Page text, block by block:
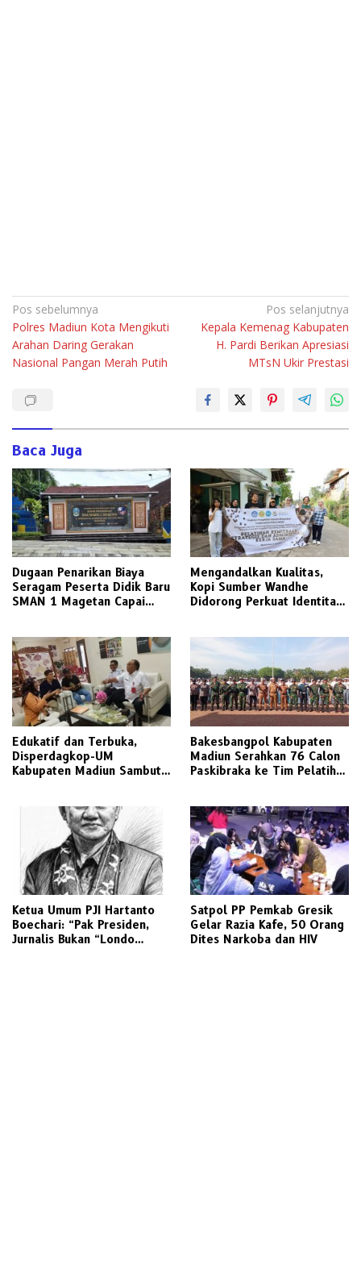
Navigasi
pos
Pos sebelumnya
Polres Madiun Kota Mengikuti
Arahan Daring Gerakan
Nasional Pangan Merah Putih
Pos selanjutnya
Kepala Kemenag Kabupaten
H. Pardi Berikan Apresiasi
MTsN Ukir Prestasi
Baca Juga
Dugaan Penarikan Biaya
Seragam Peserta Didik Baru
SMAN 1 Magetan Capai
Mengandalkan Kualitas,
Kopi Sumber Wandhe
Didorong Perkuat Identitas
Veteran Jawa Timur
Edukatif dan Terbuka,
Disperdagkop-UM
Kabupaten Madiun Sambut
Regulasi Koperasi
Bakesbangpol Kabupaten
Madiun Serahkan 76 Calon
Paskibraka ke Tim Pelatih
Ketua Umum PJI Hartanto
Boechari: “Pak Presiden,
Jurnalis Bukan “Londo
Satpol PP Pemkab Gresik
Gelar Razia Kafe, 50 Orang
Dites Narkoba dan HIV